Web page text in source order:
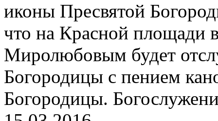
иконы Пресвятой
что на Красной площади
Миролюбовым будет
Богородицы с пением
Богородицы.